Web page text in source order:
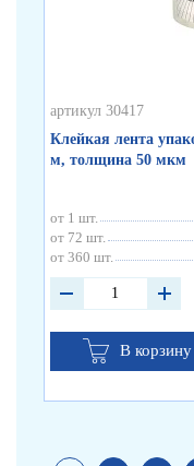
артикул 30417
Клейкая лента
м, толщина 50 мкм
от 1 шт.
от 72 шт.
от 360 шт.
В корзину